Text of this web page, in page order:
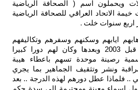
ويحملون اسم ( الصحافة الرياضية
خيمة الاتحاد العراقي للصحافة الرياضية
اربع سنوات خلت .
ايابهم وسكنهم وسفرهم وتكاليفهم
على حساب الحكومة قبل 2003 وبعدها وكان لهم دورا كبيرا
رصينة موحدة تسهم باعطاء هيبة
ونشر وتثقيف الجماهير بما يجري
فلماذا عطل دورهم لهذه الدرجة .. بعد